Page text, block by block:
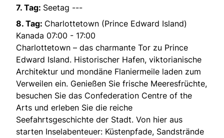
7. Tag: Seetag ---
8. Tag: Charlottetown (Prince Edward Island)
Kanada 07:00 - 17:00
Charlottetown – das charmante Tor zu Prince
Edward Island. Historischer Hafen, viktorianische
Architektur und mondäne Flaniermeile laden zum
Verweilen ein. Genießen Sie frische Meeresfrüchte,
besuchen Sie das Confederation Centre of the
Arts und erleben Sie die reiche
Seefahrtsgeschichte der Stadt. Von hier aus
starten Inselabenteuer: Küstenpfade, Sandstrände